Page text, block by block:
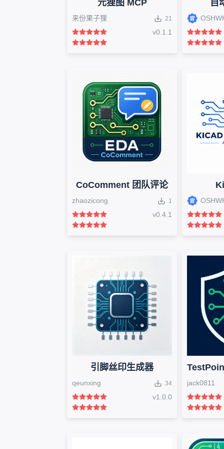
元狸图 MCP
来份果子狸 21
v0.1.1
自
CoComment 团队评论
zhaozicong 1
v0.4.1
引脚丝印生成器
qeunxing 34
v1.0.0
jack0811